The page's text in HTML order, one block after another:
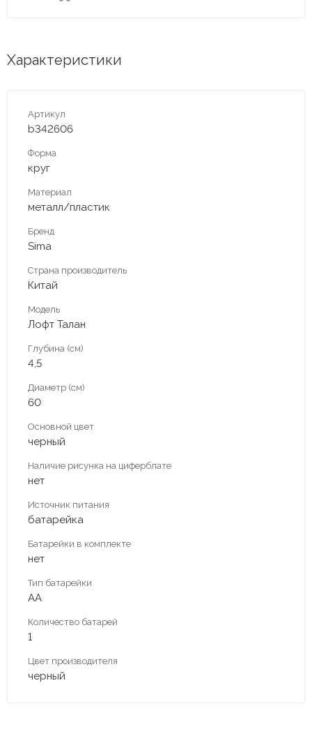
Характеристики
Артикул
b342606
Форма
круг
Материал
металл/пластик
Бренд
Sima
Страна производитель
Китай
Модель
Лофт Талан
Глубина (см)
4,5
Диаметр (см)
60
Основной цвет
черный
Наличие рисунка на циферблате
нет
Источник питания
батарейка
Батарейки в комплекте
нет
Тип батарейки
АА
Количество батарей
1
Цвет производителя
черный